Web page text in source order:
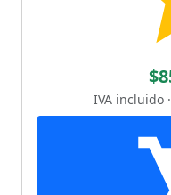
IVA incluido